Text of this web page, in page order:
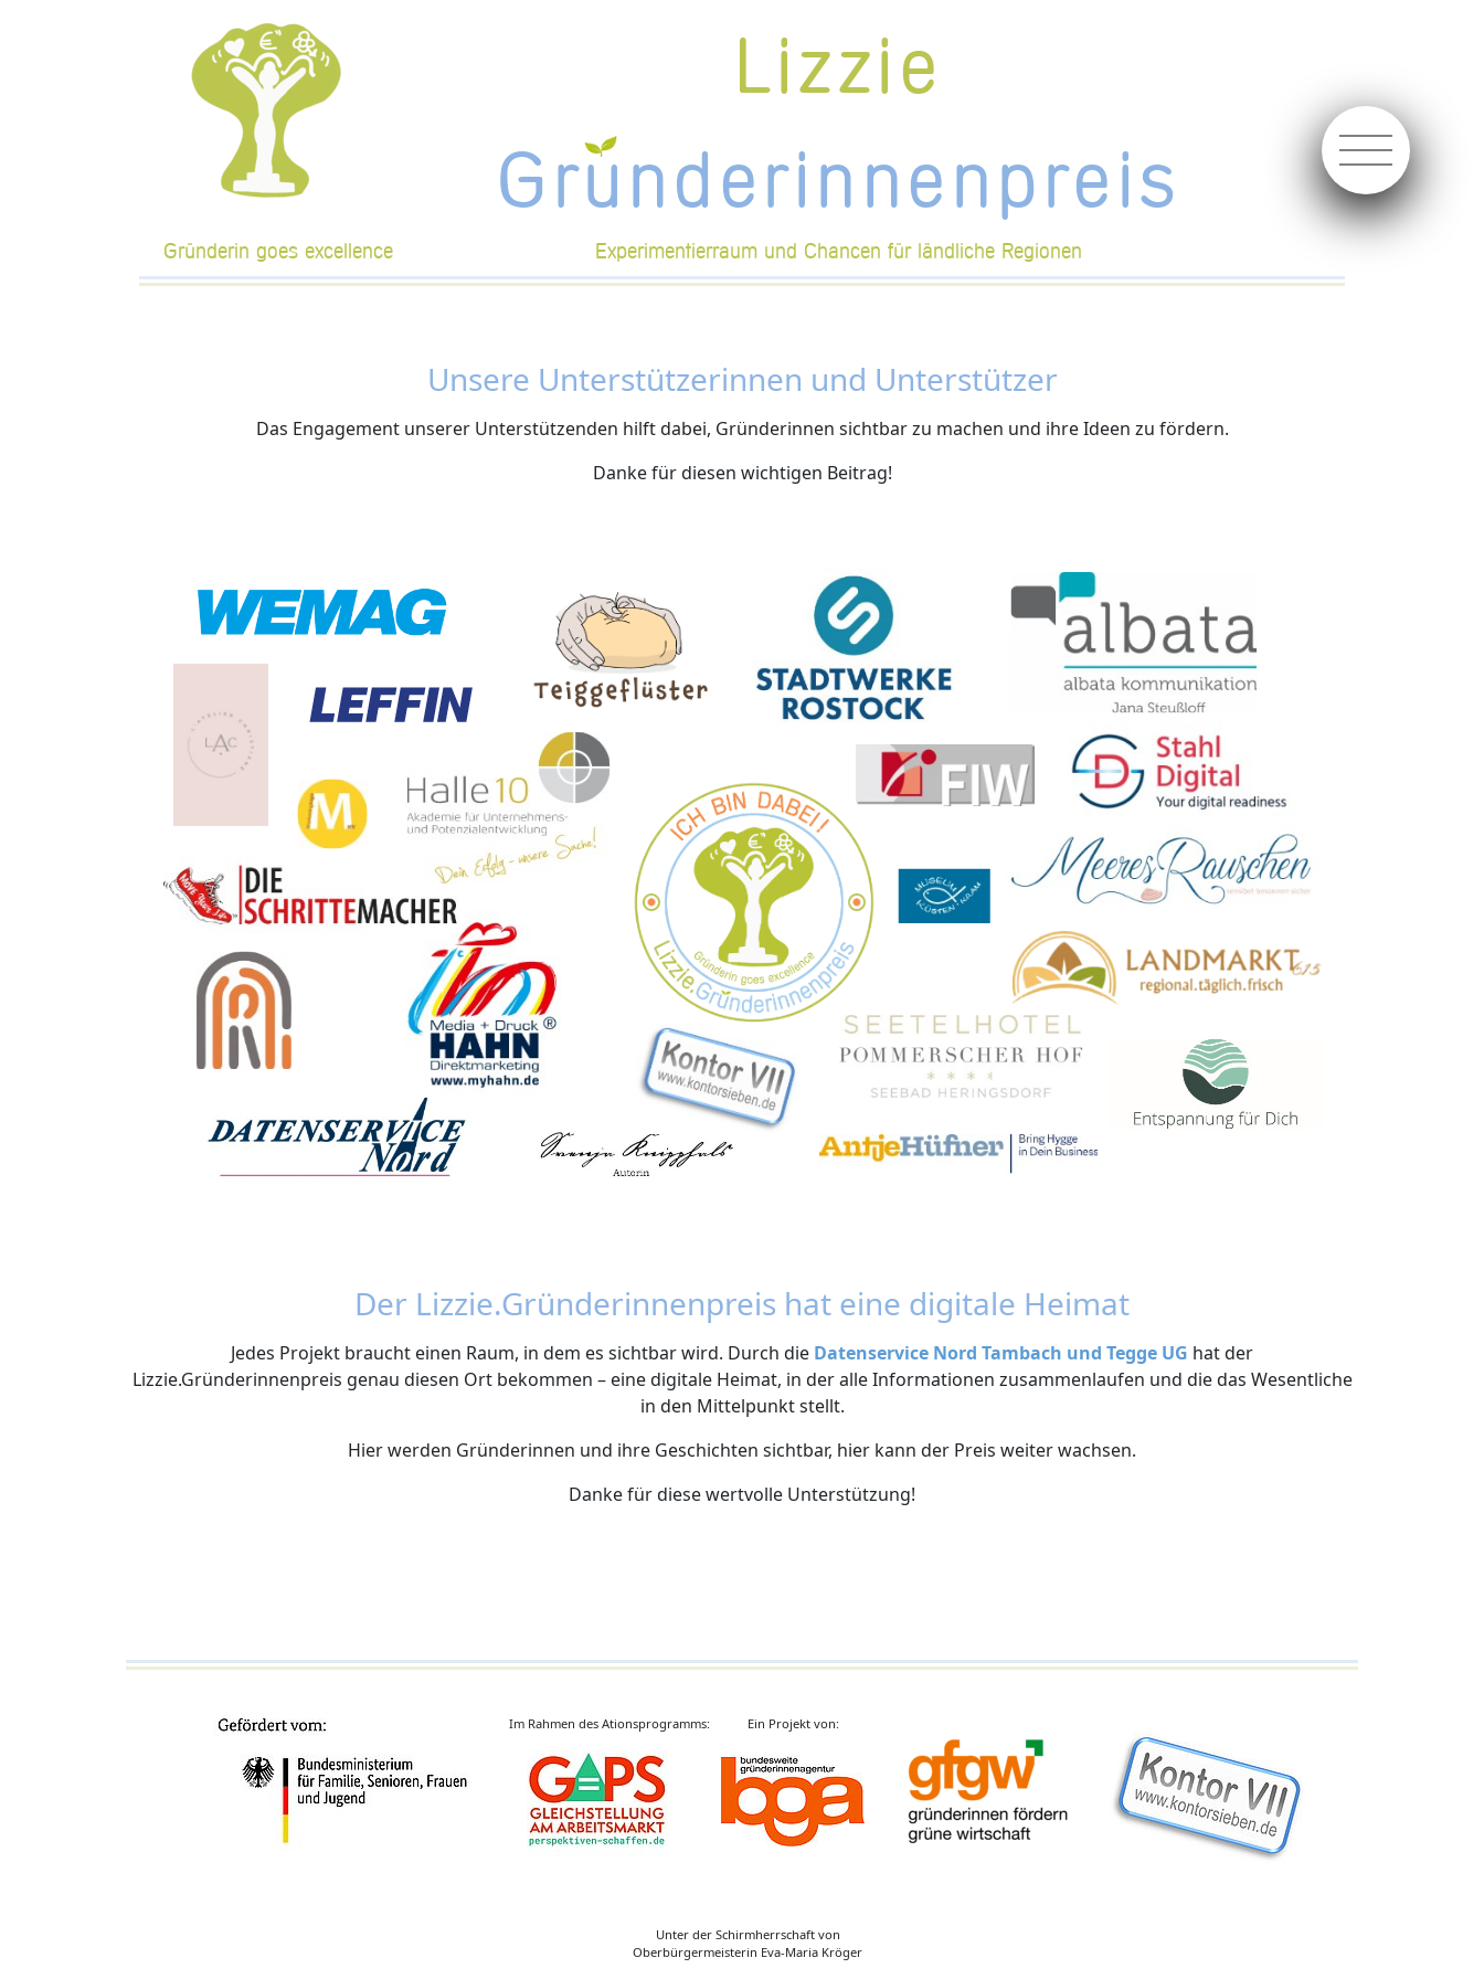
Gründerin goes excellence
Lizzie
Grunderinnenpreis
Experimentierraum und Chancen für ländliche Regionen
Unsere Unterstützerinnen und Unterstützer
Das Engagement unserer Unterstützenden hilft dabei, Gründerinnen sichtbar zu machen und ihre Ideen zu fördern.
Danke für diesen wichtigen Beitrag!
Der Lizzie.Gründerinnenpreis hat eine digitale Heimat
Jedes Projekt braucht einen Raum, in dem es sichtbar wird. Durch die Datenservice Nord Tambach und Tegge UG hat der
Lizzie.Gründerinnenpreis genau diesen Ort bekommen – eine digitale Heimat, in der alle Informationen zusammenlaufen und die das Wesentliche
in den Mittelpunkt stellt.
Hier werden Gründerinnen und ihre Geschichten sichtbar, hier kann der Preis weiter wachsen.
Danke für diese wertvolle Unterstützung!
Im Rahmen des Ationsprogramms: Ein Projekt von:
Unter der Schirmherrschaft von
Oberbürgermeisterin Eva-Maria Kröger